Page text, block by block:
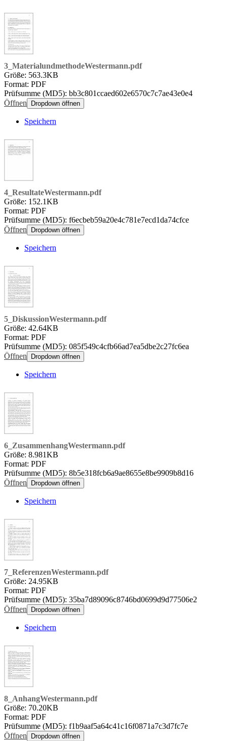
3_MaterialundmethodeWestermann.pdf
Größe: 563.3KB
Format: PDF
Prüfsumme (MD5): bb3c801ccaed602e6570c7c7ae43e0e4
Öffnen
Dropdown öffnen
Speichern
4_ResultateWestermann.pdf
Größe: 152.1KB
Format: PDF
Prüfsumme (MD5): f6ecbeb59a20e4c781e7ecd1da74cfce
Öffnen
Dropdown öffnen
Speichern
5_DiskussionWestermann.pdf
Größe: 42.64KB
Format: PDF
Prüfsumme (MD5): 085f549c4cfb66ad7ea5dbe2c27fc6ea
Öffnen
Dropdown öffnen
Speichern
6_ZusammenhangWestermann.pdf
Größe: 8.981KB
Format: PDF
Prüfsumme (MD5): 8b5e318fcb6a9ae8655e8be9909b8d16
Öffnen
Dropdown öffnen
Speichern
7_ReferenzenWestermann.pdf
Größe: 24.95KB
Format: PDF
Prüfsumme (MD5): 35ba7d89096c8746bd0699d9d77506e2
Öffnen
Dropdown öffnen
Speichern
8_AnhangWestermann.pdf
Größe: 70.20KB
Format: PDF
Prüfsumme (MD5): f1b9aaf5a64c41c16f0871a7c3d7fc7e
Öffnen
Dropdown öffnen